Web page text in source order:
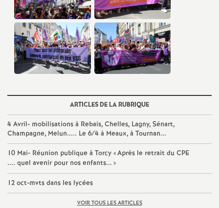
é
O
r
l
é
a
n
s
ARTICLES DE LA RUBRIQUE
4 Avril- mobilisations à Rebais, Chelles, Lagny, Sénart,
Champagne, Melun..... Le 6/4 à Meaux, à Tournan...
10 Mai- Réunion publique à Torcy «Après le retrait du CPE
.... quel avenir pour nos enfants... »
12 oct-mvts dans les lycées
VOIR TOUS LES ARTICLES